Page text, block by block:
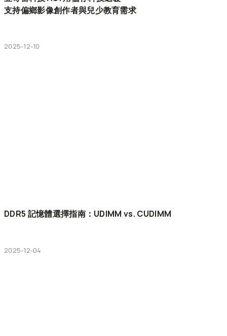
支持偏鄉影像創作者與兒少教育需求
2025-12-10
DDR5 記憶體選擇指南：UDIMM vs. CUDIMM
2025-12-04